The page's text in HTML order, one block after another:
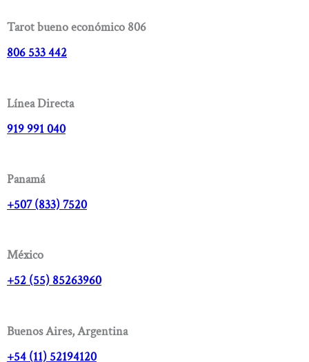
Tarot bueno económico 806
806 533 442
Línea Directa
919 991 040
Panamá
+507 (833) 7520
México
+52 (55) 85263960
Buenos Aires, Argentina
+54 (11) 52194120